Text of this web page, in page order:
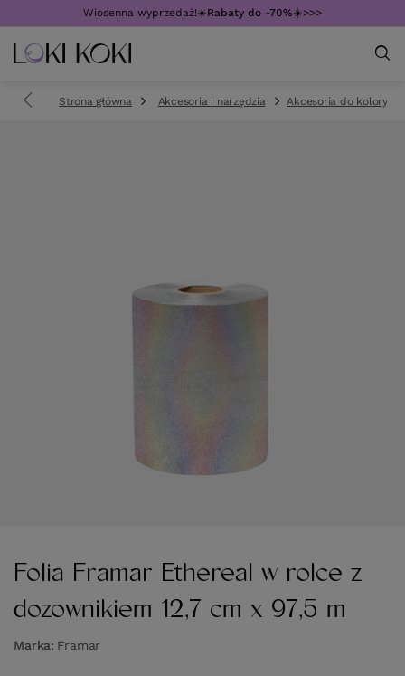
Wiosenna wyprzedaż!☀️Rabaty do -70%☀️>>>
Strona główna Akcesoria i narzędzia Akcesoria do
Folia Framar Ethereal w rolce z
dozownikiem 12,7 cm x 97,5 m
Marka Framar